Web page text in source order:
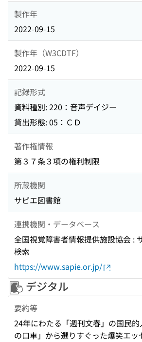
製作年
2022-09-15
製作年（W3CDTF）
2022-09-15
記録形式
資料種別: 220：音声デイジー
貸出形態: 05：ＣＤ
著作権情報
第３７条３項の権利制限
所蔵機関
サピエ図書館
連携機関・データベース
全国視覚障害者情報提供施設協会 :
検索
https://www.sapie.or.jp/
デジタル
要約等
24年にわたる「週刊文春」の国民
の口車」から選りすぐった爆笑エッ